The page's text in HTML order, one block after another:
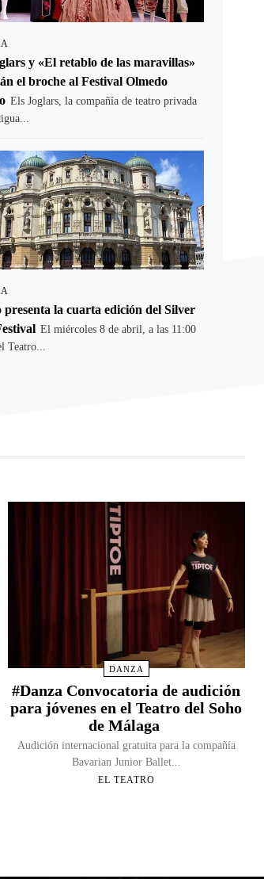
y «El retablo de las maravillas»
el broche al Festival Olmedo
Els Joglars, la compañía de teatro privada
presenta la cuarta edición del Silver
El miércoles 8 de abril, a las 11:00
Teatro...
DANZA
#Danza Convocatoria de audición
para jóvenes en el Teatro del Soho
de Málaga​
Audición internacional gratuita para la compañía
Bavarian Junior Ballet...
EL TEATRO